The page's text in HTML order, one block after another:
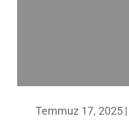
Temmuz 17, 2025|